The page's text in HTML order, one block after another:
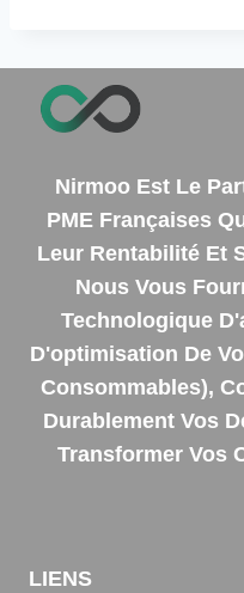
Nirmoo Est Le
PME Françaises
Leur Rentabilité Et
Nous Vous
Technologique
D'optimisation De
Consommables),
Durablement Vos
Transformer Vos
LIENS